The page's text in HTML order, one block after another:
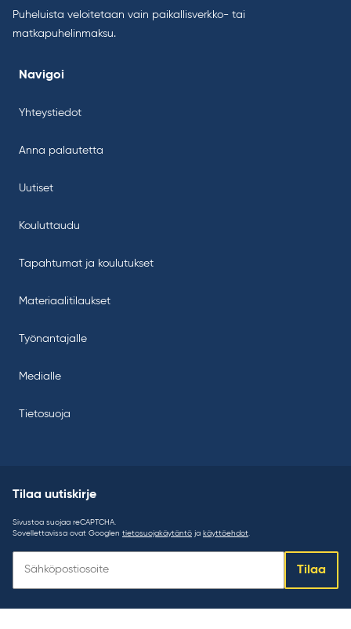
Puheluista veloitetaan vain paikallisverkko- tai
matkapuhelinmaksu.
Navigoi
Yhteystiedot
Anna palautetta
Uutiset
Kouluttaudu
Tapahtumat ja koulutukset
Materiaalitilaukset
Työnantajalle
Medialle
Tietosuoja
Tilaa uutiskirje
Sivustoa suojaa reCAPTCHA.
Sovellettavissa ovat Googlen tietosuojakäytäntö ja käyttöehdot
uutiskirje:
Tilaa